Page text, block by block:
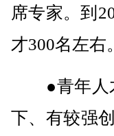
席专家。到
才300名左右。
●青年人才
下、有较强